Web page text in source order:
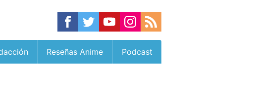
Reseñas Anime Podcast